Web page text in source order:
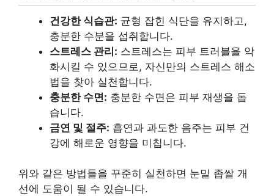
건강한 식습관: 균형 잡힌 식단을 유지하고,
충분한 수분을 섭취합니다.
스트레스 관리: 스트레스는 피부 트러블을 악
화시킬 수 있으므로, 자신만의 스트레스 해소
법을 찾아 실천합니다.
충분한 수면: 충분한 수면은 피부 재생을 돕
습니다.
금연 및 절주: 흡연과 과도한 음주는 피부 건
강에 해로운 영향을 미칩니다.
위와 같은 방법들을 꾸준히 실천하면 눈밑 좁쌀 개
선에 도움이 될 수 있습니다.